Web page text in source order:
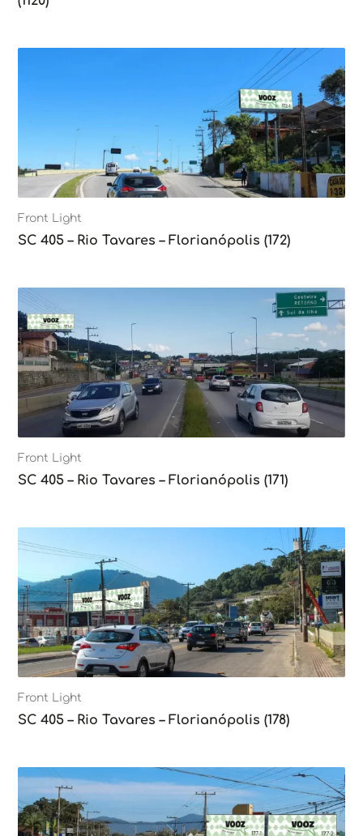
Front Light
SC 405 – Rio Tavares – Florianópolis (172)
Front Light
SC 405 – Rio Tavares – Florianópolis (171)
Front Light
SC 405 – Rio Tavares – Florianópolis (178)